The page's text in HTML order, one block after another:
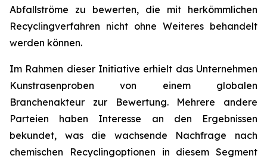
Abfallströme zu bewerten, die mit herkömmlichen
Recyclingverfahren nicht ohne Weiteres behandelt
werden können.
Im Rahmen dieser Initiative erhielt das Unternehmen
Kunstrasenproben von einem globalen
Branchenakteur zur Bewertung. Mehrere andere
Parteien haben Interesse an den Ergebnissen
bekundet, was die wachsende Nachfrage nach
chemischen Recyclingoptionen in diesem Segment